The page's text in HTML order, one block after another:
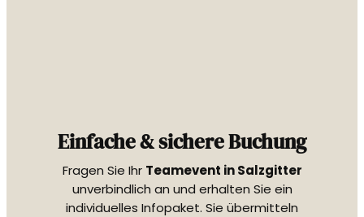
Einfache & sichere Buchung
Fragen Sie Ihr Teamevent in Salzgitter
unverbindlich an und erhalten Sie ein
individuelles Infopaket. Sie übermitteln